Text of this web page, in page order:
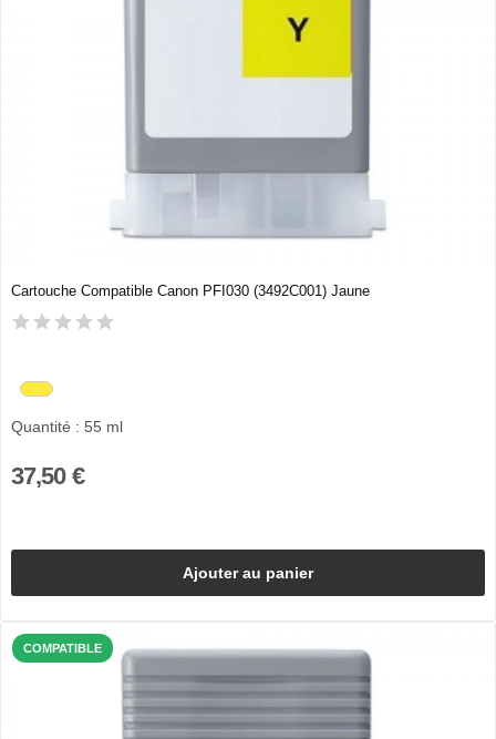
Cartouche Compatible Canon PFI030 (3492C001) Jaune
Quantité : 55 ml
37,50 €
Ajouter au panier
COMPATIBLE